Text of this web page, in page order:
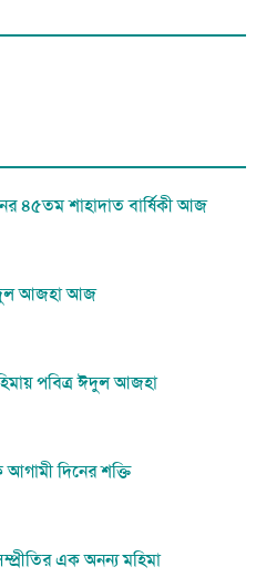
৪৫তম শাহাদাত বার্ষিকী আজ
ঈদুল আজহা আজ
পবিত্র ঈদুল আজহা
আগামী দিনের শক্তি
এক অনন্য মহিমা